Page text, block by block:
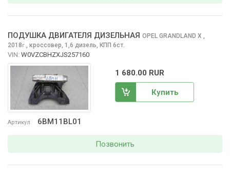
Артикул 6BM11BL01
ПОДУШКА ДВИГАТЕЛЯ ДИЗЕЛЬНАЯ OPEL GRANDLAND X ,
2018г., кроссовер, 1,6 дизель, КПП 6ст.
VIN: W0VZCBHZXJS257160
1 680.00 RUR
Купить
Позвонить